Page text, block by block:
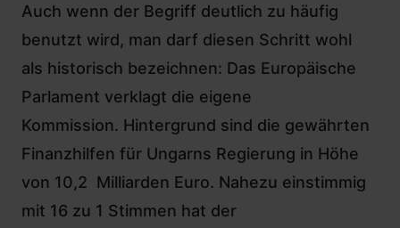
Auch wenn der Begriff deutlich zu häufig
benutzt wird, man darf diesen Schritt wohl
als historisch bezeichnen: Das Europäische
Parlament verklagt die eigene
Kommission. Hintergrund sind die gewährten
Finanzhilfen für Ungarns Regierung in Höhe
von 10,2 Milliarden Euro. Nahezu einstimmig
mit 16 zu 1 Stimmen hat der